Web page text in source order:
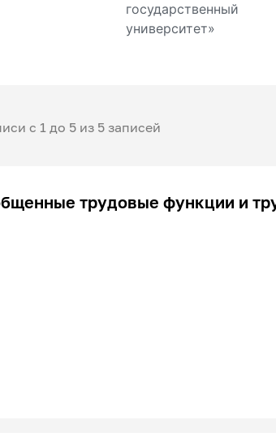
государственный
университет»
с 1 до 5 из 5 записей
трудовые функции и